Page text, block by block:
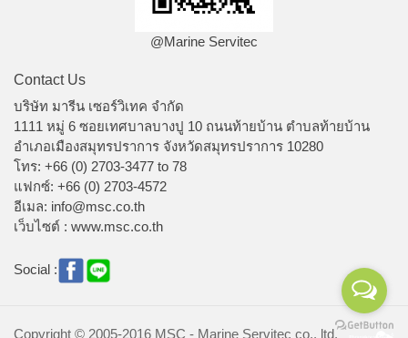
@Marine Servitec
Contact Us
บริษัท มารีน เซอร์วิเทค จำกัด
1111 หมู่ 6 ซอยเทศบาลบางปู 10 ถนนท้ายบ้าน ตำบลท้ายบ้าน
อำเภอเมืองสมุทรปราการ จังหวัดสมุทรปราการ 10280
โทร: +66 (0) 2703-3477 to 78
แฟกซ์: +66 (0) 2703-4572
อีเมล: info@msc.co.th
เว็บไซต์ : www.msc.co.th
Social :
Copyright © 2005-2016 MSC - Marine Servitec co., ltd.